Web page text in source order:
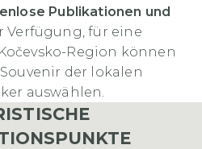
Publikationen und
Verfügung, für eine
Region können
der lokalen
auswählen.